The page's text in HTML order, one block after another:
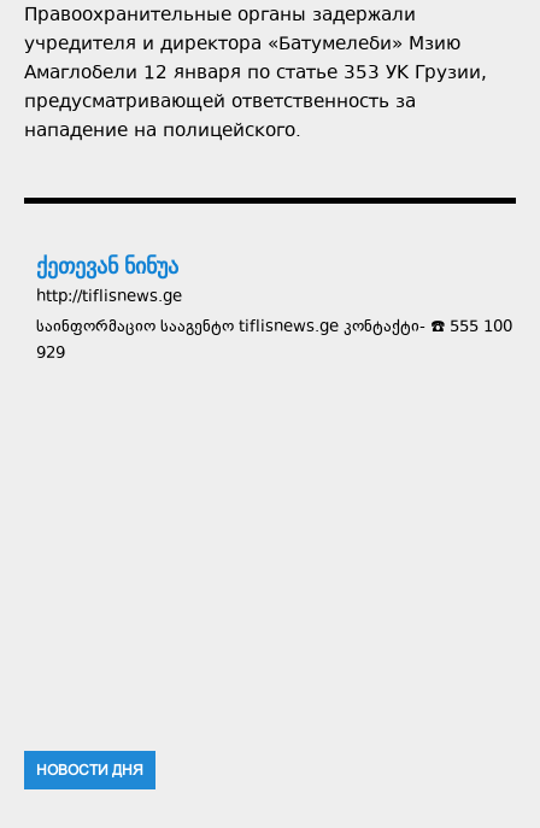
Правоохранительные органы задержали
учредителя и директора «Батумелеби» Мзию
Амаглобели 12 января по статье 353 УК Грузии,
предусматривающей ответственность за
нападение на полицейского.
ქეთევან ნინუა
http://tiflisnews.ge
საინფორმაციო სააგენტო tiflisnews.ge კონტაქტი- ☎️ 555 100
929
НОВОСТИ ДНЯ